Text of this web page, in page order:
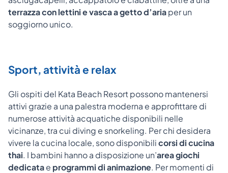
terrazza con lettini e vasca a getto d’ariaper un
soggiorno unico.
Sport, attività e relax
Gli ospiti del Kata Beach Resort possono mantenersi
attivi grazie a una palestra moderna e approfittare di
numerose attività acquatiche disponibili nelle
vicinanze, tra cui diving e snorkeling. Per chi desidera
vivere la cucina locale, sono disponibilicorsi di cucina
thai. I bambini hanno a disposizione un’area giochi
dedicatae programmi di animazione. Per momenti di